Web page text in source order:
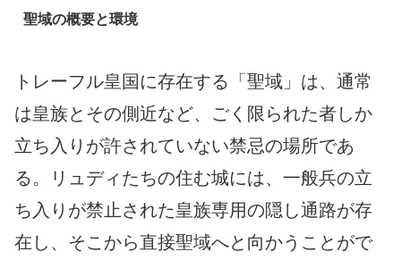
聖域の概要と環境
トレーフル皇国に存在する「聖域」は、通常
は皇族とその側近など、ごく限られた者しか
立ち入りが許されていない禁忌の場所であ
る。リュディたちの住む城には、一般兵の立
ち入りが禁止された皇族専用の隠し通路が存
在し、そこから直接聖域へと向かうことがで